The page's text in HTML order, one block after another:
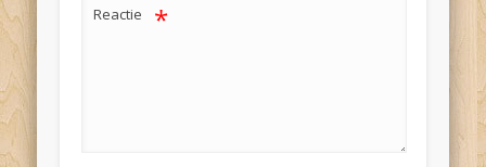
Reactie *